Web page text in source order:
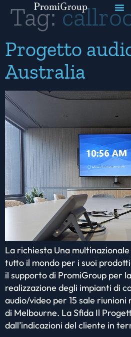
Tag:
Progetto
Australia
La richiesta Una
tutto il mondo per i suoi
il supporto di PromiGroup per
realizzazione degli impianti di
audio/video per 15 sale riunioni
di Melbourne. La Sfida Il
dall’indicazioni del cliente in